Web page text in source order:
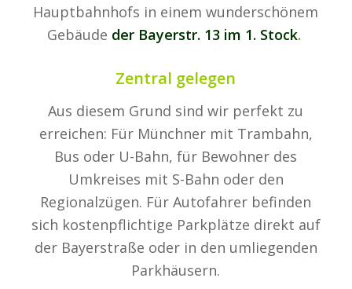
Hauptbahnhofs in einem wunderschönem
Gebäude der Bayerstr. 13 im 1. Stock.
Zentral gelegen
Aus diesem Grund sind wir perfekt zu
erreichen: Für Münchner mit Trambahn,
Bus oder U-Bahn, für Bewohner des
Umkreises mit S-Bahn oder den
Regionalzügen. Für Autofahrer befinden
sich kostenpflichtige Parkplätze direkt auf
der Bayerstraße oder in den umliegenden
Parkhäusern.